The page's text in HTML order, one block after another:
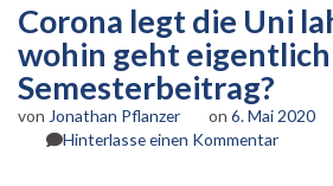
Corona legt die Uni
wohin geht
Semesterbeitrag?
von Jonathan Pflanzer on 6. Mai 2020
Hinterlasse einen Kommentarzu